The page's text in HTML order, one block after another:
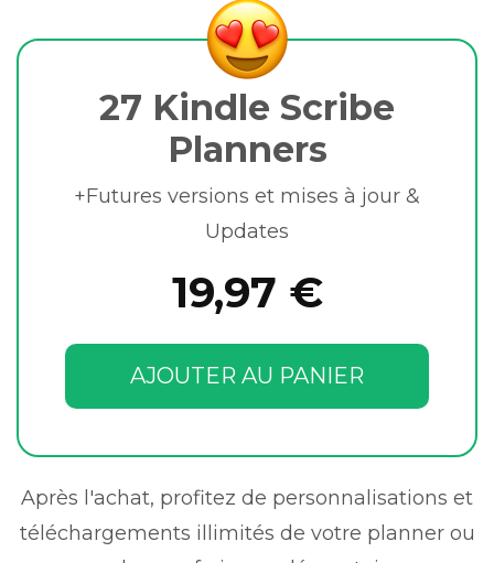
27 Kindle Scribe
Planners
+Futures versions et mises à jour &
Updates
19,97 €
AJOUTER AU PANIER
Après l'achat, profitez de personnalisations et
téléchargements illimités de votre planner ou